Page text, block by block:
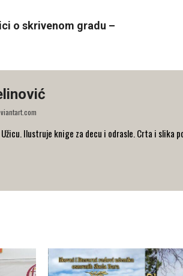
o skrivenom gradu –
Ilustruje knige za decu i odrasle. Crta i slika